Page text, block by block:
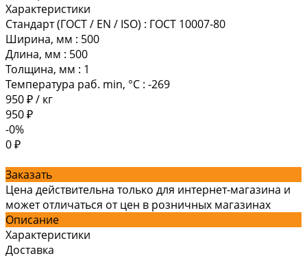
Характеристики
Стандарт (ГОСТ / EN / ISO) : ГОСТ 10007-80
Ширина, мм : 500
Длина, мм : 500
Толщина, мм : 1
Температура раб. min, °C : -269
950 ₽/ кг
950 ₽
-0%
0 ₽
Заказать
Цена действительна только для интернет-магазина и
может отличаться от цен в розничных магазинах
Описание
Характеристики
Доставка